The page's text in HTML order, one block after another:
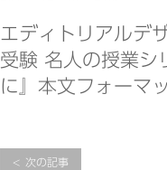
エディトリアルデ
受験 名人の授業シ
に』本文フォーマ
次の記事